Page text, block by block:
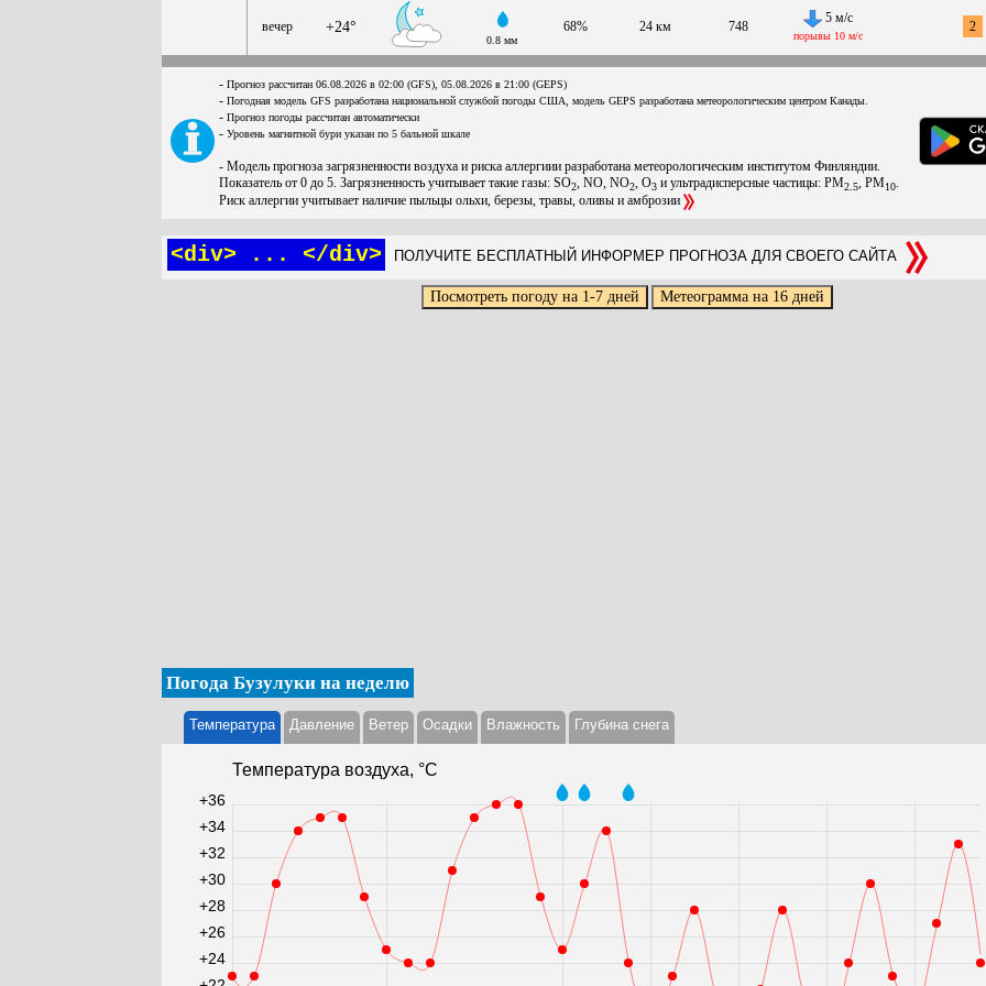
вечер +24°
0.8 мм
68% 24 км 748
5 м/с
порывы 10 м/с
2
- Прогноз рассчитан 06.08.2026 в 02:00 (GFS), 05.08.2026 в 21:00 (GEPS)
- Погодная модель GFS разработана национальной службой погоды США, модель GEPS разработана метеорологическим центром Канады.
- Прогноз погоды рассчитан автоматически
- Уровень магнитной бури указан по 5 бальной шкале
- Модель прогноза загрязненности воздуха и риска аллергиии разработана метеорологическим институтом Финляндии.
Показатель от 0 до 5. Загрязненность учитывает такие газы: SO2 , NO, NO2 , O3 и ультрадисперсные частицы: PM2.5 , PM10
Риск аллергии учитывает наличие пыльцы ольхи, березы, травы, оливы и амброзии
<div> ... </div> ПОЛУЧИТЕ БЕСПЛАТНЫЙ ИНФОРМЕР ПРОГНОЗА ДЛЯ СВОЕГО САЙТА
Погода Бузулуки на неделю
Температура Давление Ветер Осадки Влажность Глубина снега
Температура воздуха, °С
+24
+26
+28
+30
+32
+34
+36